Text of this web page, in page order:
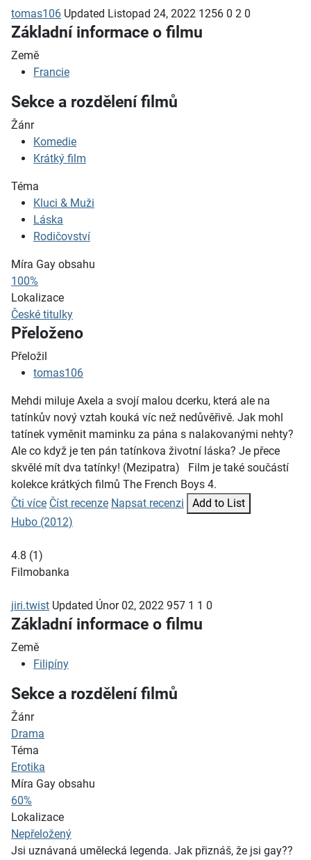
tomas106 Updated Listopad 24, 2022 1256 0 2 0
Základní informace o filmu
Země
Francie
Sekce a rozdělení filmů
Žánr
Komedie
Krátký film
Téma
Kluci & Muži
Láska
Rodičovství
Míra Gay obsahu
100%
Lokalizace
České titulky
Přeloženo
Přeložil
tomas106
Mehdi miluje Axela a svojí malou dcerku, která ale na
tatínkův nový vztah kouká víc než nedůvěřivě. Jak mohl
tatínek vyměnit maminku za pána s nalakovanými nehty?
Ale co když je ten pán tatínkova životní láska? Je přece
skvělé mít dva tatínky! (Mezipatra) Film je také součástí
kolekce krátkých filmů The French Boys 4.
Čti více Číst recenze Napsat recenzi
Add to List
Hubo (2012)
4.8 (1)
Filmobanka
jiri.twist Updated Únor 02, 2022 957 1 1 0
Základní informace o filmu
Země
Filipíny
Sekce a rozdělení filmů
Žánr
Drama
Téma
Erotika
Míra Gay obsahu
60%
Lokalizace
Nepřeložený
Jsi uznávaná umělecká legenda. Jak přiznáš, že jsi gay??